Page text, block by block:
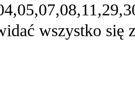
wszystko się